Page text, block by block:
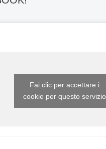
Fai clic per accettare i
cookie per questo servizio